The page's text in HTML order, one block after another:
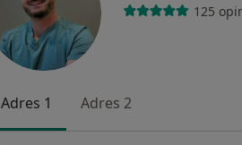
125
Adres 1 Adres 2